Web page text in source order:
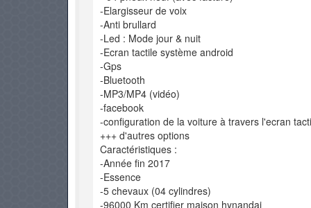
-Elargisseur de voix
-Anti brullard
-Led : Mode jour & nuit
-Ecran tactile système android
-Gps
-Bluetooth
-MP3/MP4 (vidéo)
-facebook
-configuration de la voiture à travers l'ecran
+++ d'autres options
Caractéristiques :
-Année fin 2017
-Essence
-5 chevaux (04 cylindres)
-96000 Km certifier maison hynandai